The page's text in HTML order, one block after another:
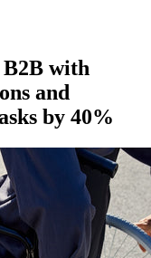
with
and
by 40%